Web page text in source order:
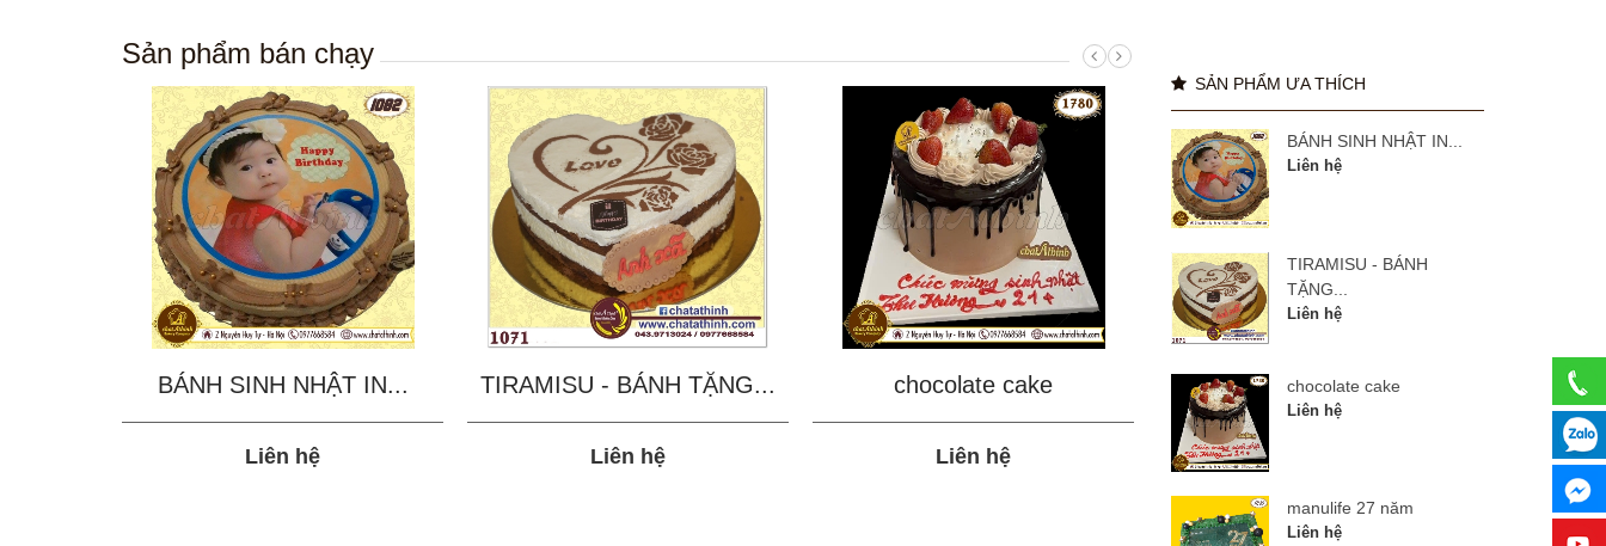
Sản phẩm bán chạy
BÁNH SINH NHẬT IN...
Liên hệ
TIRAMISU - BÁNH TẶNG...
Liên hệ
chocolate cake
Liên hệ
manulife 27 năm
SẢN PHẨM ƯA THÍCH
BÁNH SINH NHẬT IN...
Liên hệ
TIRAMISU - BÁNH
TẶNG...
Liên hệ
chocolate cake
Liên hệ
manulife 27 năm
Liên hệ